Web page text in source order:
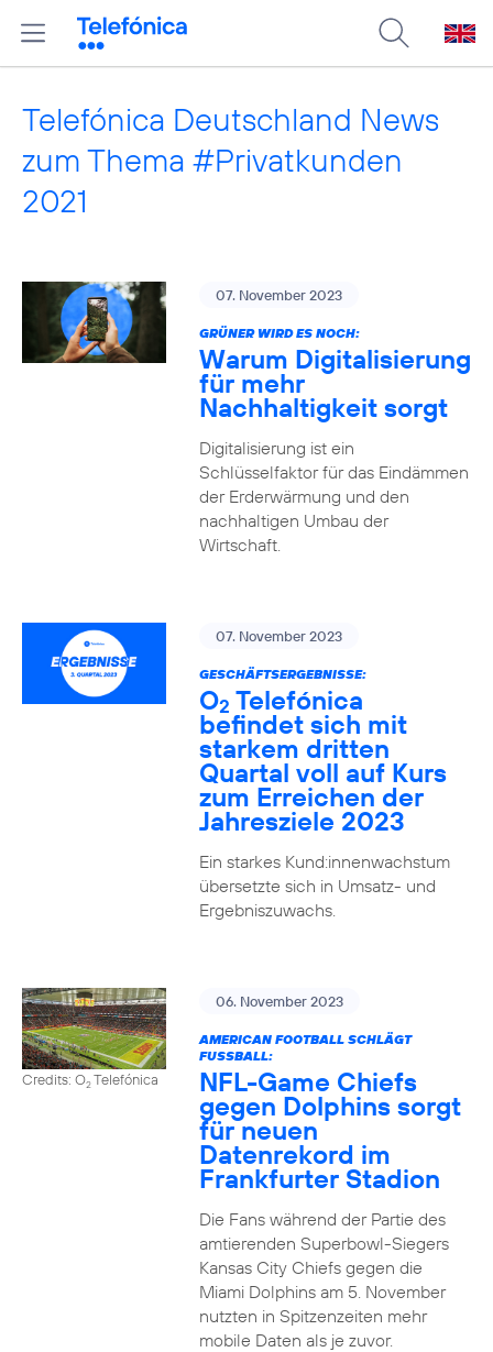
Telefónica Deutschland News
zum Thema #Privatkunden
2021
07. November 2023
GRÜNER WIRD ES NOCH:
Warum Digitalisierung
für mehr
Nachhaltigkeit sorgt
Digitalisierung ist ein
Schlüsselfaktor für das Eindämmen
der Erderwärmung und den
nachhaltigen Umbau der
Wirtschaft.
07. November 2023
GESCHÄFTSERGEBNISSE:
O2 Telefónica
befindet sich mit
starkem dritten
Quartal voll auf Kurs
zum Erreichen der
Jahresziele 2023
Ein starkes Kund:innenwachstum
übersetzte sich in Umsatz- und
Ergebniszuwachs.
Credits: O2Telefónica
06. November 2023
AMERICAN FOOTBALL SCHLÄGT
FUSSBALL:
NFL-Game Chiefs
gegen Dolphins sorgt
für neuen
Datenrekord im
Frankfurter Stadion
Die Fans während der Partie des
amtierenden Superbowl-Siegers
Kansas City Chiefs gegen die
Miami Dolphins am 5. November
nutzten in Spitzenzeiten mehr
mobile Daten als je zuvor.